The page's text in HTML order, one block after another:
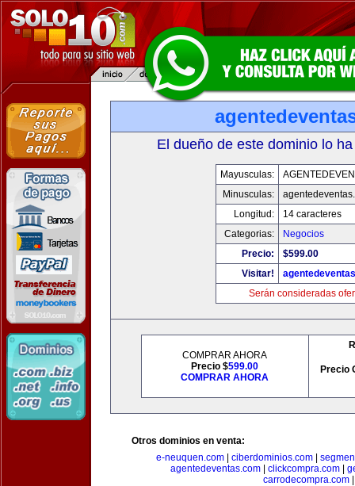
El dueño de este dominio lo
Mayusculas:
Minusculas:
Longitud:
14 caracteres
Categorias:
Negocios
Precio:
$599.00
Visitar!
Serán consideradas
COMPRAR AHORA
Precio $599.00
COMPRAR AHORA
Precio
Otros dominios en venta:
e-neuquen.com
ciberdominios.com
agentedeventas.com| clickcompra.com|
carrodecompra.com|